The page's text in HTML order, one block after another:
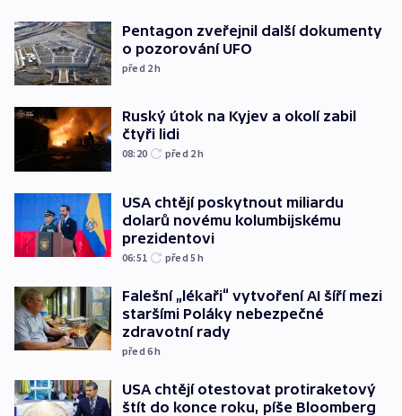
Pentagon zveřejnil další dokumenty
o pozorování UFO
před 2h
Ruský útok na Kyjev a okolí zabil
čtyři lidi
08:20 před 2h
USA chtějí poskytnout miliardu
dolarů novému kolumbijskému
prezidentovi
06:51 před 5h
Falešní „lékaři“ vytvoření AI šíří mezi
staršími Poláky nebezpečné
zdravotní rady
před 6h
USA chtějí otestovat protiraketový
štít do konce roku, píše Bloomberg